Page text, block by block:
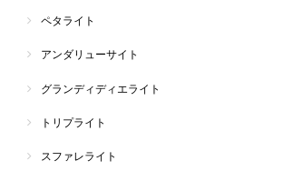
ペタライト
アンダリューサイト
グランディディエライト
トリプライト
スファレライト